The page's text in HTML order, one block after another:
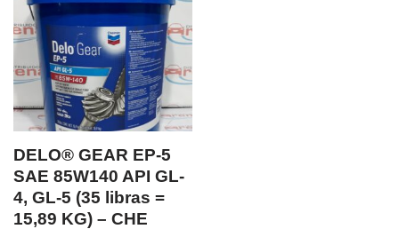
DELO® GEAR EP-5
SAE 85W140 API GL-
4, GL-5 (35 libras =
15,89 KG) – CHE